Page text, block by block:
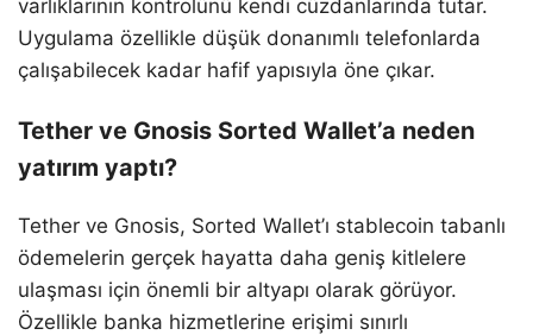
varlıklarının kontrolünü kendi cüzdanlarında tutar.
Uygulama özellikle düşük donanımlı telefonlarda
çalışabilecek kadar hafif yapısıyla öne çıkar.
Tether ve Gnosis Sorted Wallet’a neden
yatırım yaptı?
Tether ve Gnosis, Sorted Wallet’ı stablecoin tabanlı
ödemelerin gerçek hayatta daha geniş kitlelere
ulaşması için önemli bir altyapı olarak görüyor.
Özellikle banka hizmetlerine erişimi sınırlı